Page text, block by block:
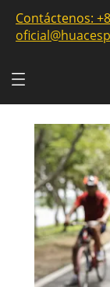
Contáctenos: